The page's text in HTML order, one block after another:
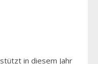
in diesem Jahr